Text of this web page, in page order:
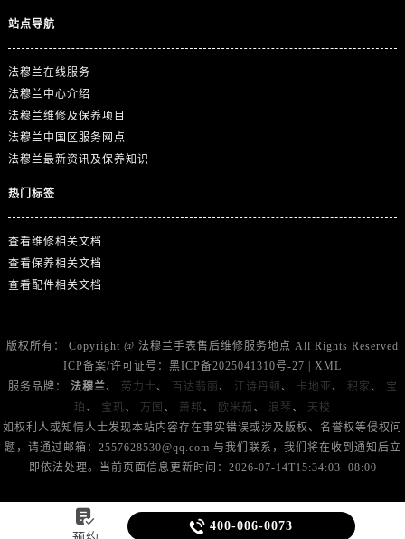
山东省泰安市泰山区财源街道泰山大街法穆兰售后服务中心（需提前预约）
上海市黄浦区南京东路299号宏伊国际广场写字楼8层806室法穆兰售后服务中心（需提前预约）
浙江省杭州市上城区钱江路1366号华润大厦A座5层503-5室法穆兰售后服务中心（需提前预约）
浙江省湖州市吴兴区劳动路法穆兰售后服务中心（需提前预约）
浙江省嘉兴市南湖区广益路705号嘉兴世界贸易中心A座13层1304室法穆兰售后服务中心（需提前预约）
浙江省金华市金东区东市南街777号金华万达广场4号楼22楼2209室法穆兰售后服务中心（需提前预约）
站点导航
法穆兰在线服务
法穆兰中心介绍
法穆兰维修及保养项目
法穆兰中国区服务网点
法穆兰最新资讯及保养知识
热门标签
查看维修相关文档
查看保养相关文档
查看配件相关文档
版权所有： Copyright @ 法穆兰手表售后维修服务地点 All Rights Reserved
ICP备案/许可证号： 黑ICP备2025041310号-27
XML
服务品牌： 法穆兰、 劳力士 、 百达翡丽 、 江诗丹顿 、 卡地亚 、 积家 、
宝
珀 、 宝玑、 万国 、 萧邦 、 欧米茄 、 浪琴 、 天梭
如权利人或知情人士发现本站内容存在事实错误或涉及版权、名誉权等侵权问
题，请通过邮箱：2557628530@qq.com 与我们联系，我们将在收到通知后立
即依法处理。当前页面信息更新时间：2026-07-14T15:34:03+08:00
  400-006-0073